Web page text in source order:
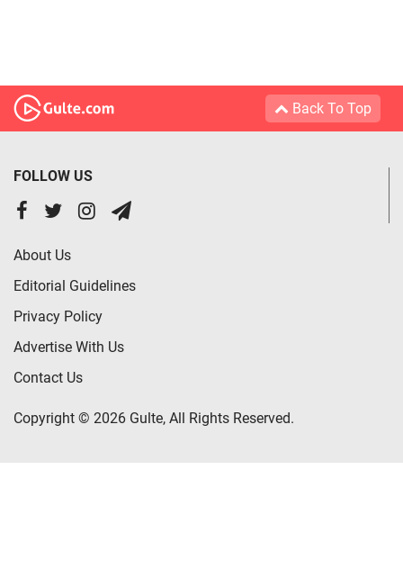
Back To Top
FOLLOW US
About Us
Editorial Guidelines
Privacy Policy
Advertise With Us
Contact Us
Copyright © 2026 Gulte, All Rights Reserved.